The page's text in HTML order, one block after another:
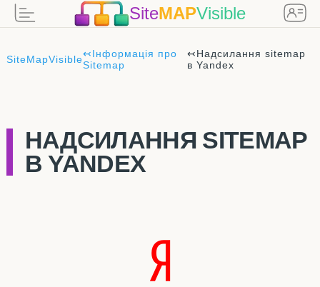
SiteMAPVisible
SiteMapVisible↢Інформація про
Sitemap
↢Надсилання sitemap
в Yandex
НАДСИЛАННЯ SITEMAP
В YANDEX